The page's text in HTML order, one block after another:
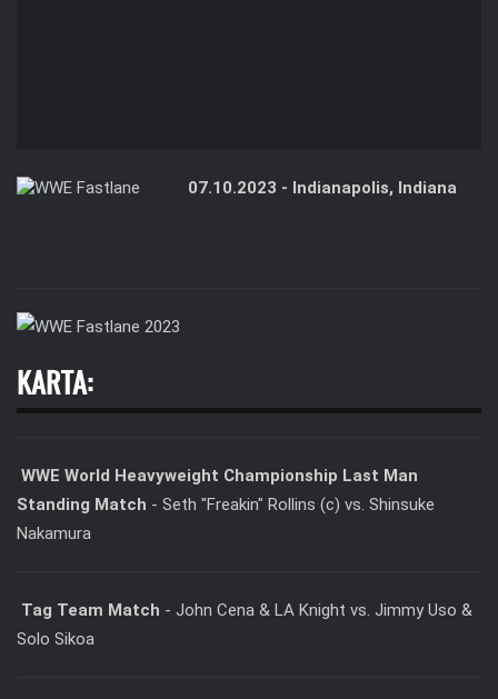
07.10.2023 - Indianapolis, Indiana
KARTA:
WWE World Heavyweight Championship Last Man
Standing Match - Seth "Freakin" Rollins (c) vs. Shinsuke
Nakamura
Tag Team Match - John Cena & LA Knight vs. Jimmy Uso &
Solo Sikoa